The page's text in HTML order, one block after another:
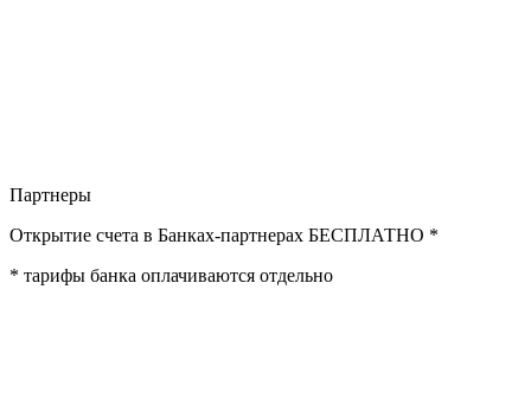
Партнеры
Открытие счета в Банках-партнерах БЕСПЛАТНО *
* тарифы банка оплачиваются отдельно